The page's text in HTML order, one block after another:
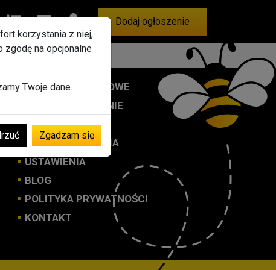
OgłoszeniaWiadomości
Konto Dodaj ogłoszenie
BANERY REKLAMOWE
DODAJ OGŁOSZENIE
REJESTRACJA
MOJE OGŁOSZENIA
USTAWIENIA
BLOG
POLITYKA PRYWATNOŚCI
KONTAKT
korzystania z niej,
zgodę na opcjonalne
Twoje dane.
Zgadzam się